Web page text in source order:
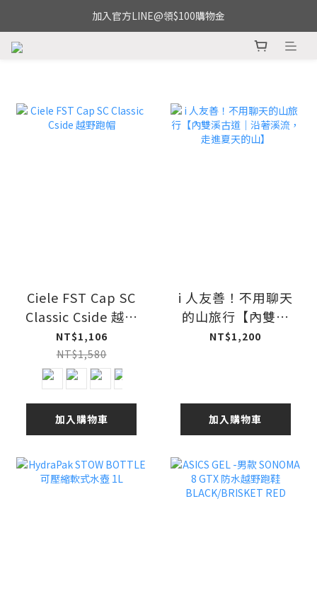
加入官方LINE@領$100購物金
Ciele FST Cap SC
Classic Cside 越野
跑帽
NT$1,106
NT$1,580
加入購物車
i 人友善！不用聊天
的山旅行【內雙溪
古道｜沿著溪流，
NT$1,200
加入購物車